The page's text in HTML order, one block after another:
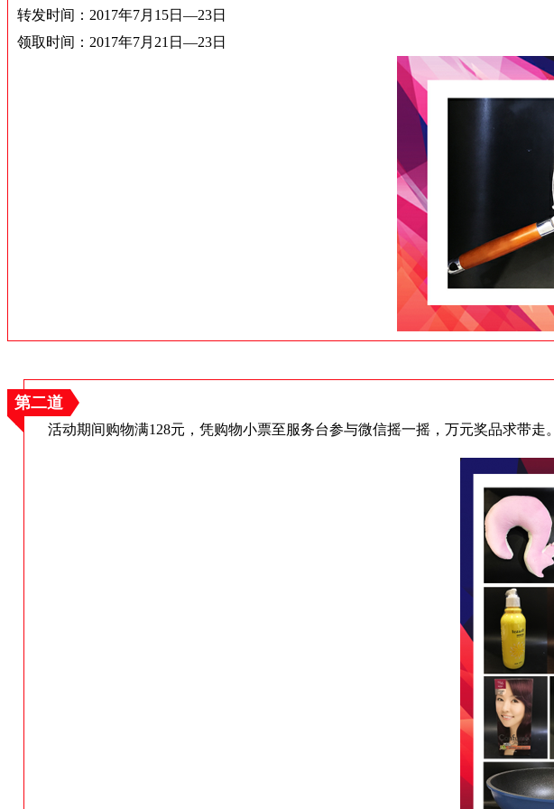
转发时间：2017年7月15日—23日
领取时间： 2017年7月21日—23日
第二道
活动期间购物满128元，凭购物小票至服务台参与微信摇一摇，万元奖品求带走。